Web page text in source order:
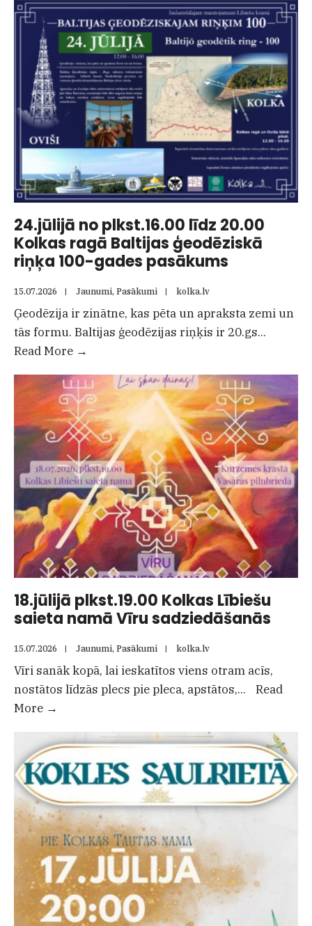
Līvu
svētki
“Aīga
–
Laiks.
Ceļojums
cauri
laikiem.”
24.jūlijā no plkst.16.00 līdz 20.00
Kolkas ragā Baltijas ģeodēziskā
riņķa 100-gades pasākums
15.07.2026 | Jaunumi, Pasākumi | kolka.lv
Ģeodēzija ir zinātne, kas pēta un apraksta zemi un
tās formu. Baltijas ģeodēzijas riņķis ir 20.gs...
Read More →
plkst.16.00
līdz
20.00
Kolkas
ragā
Baltijas
ģeodēziskā
riņķa
100-
gades
pasākums
18.jūlijā plkst.19.00 Kolkas Lībiešu
saieta namā Vīru sadziedāšanās
15.07.2026 | Jaunumi, Pasākumi | kolka.lv
Vīri sanāk kopā, lai ieskatītos viens otram acīs,
nostātos līdzās plecs pie pleca, apstātos,...
Read
More →
Kolkas
Lībiešu
saieta
namā
Vīru
sadziedāšanās